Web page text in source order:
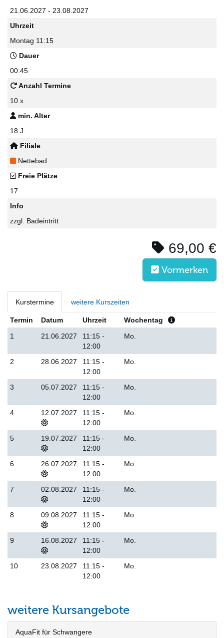
21.06.2027 - 23.08.2027
Uhrzeit
Montag 11:15
Dauer
00:45
Anzahl Termine
10 x
min. Alter
18 J.
Filiale
Nettebad
Freie Plätze
17
Info
zzgl. Badeintritt
69,00 €
Vormerken
Kurstermine weitere Kurszeiten
Termin Datum Uhrzeit
Wochentag
1
21.06.2027
11:15 -
12:00
Mo.
2 28.06.2027
11:15 -
12:00
Mo.
3 05.07.2027
11:15 -
12:00
Mo.
4 12.07.2027
11:15 -
12:00
Mo.
5 19.07.2027
11:15 -
12:00
Mo.
6 26.07.2027
11:15 -
12:00
Mo.
7 02.08.2027
11:15 -
12:00
Mo.
8 09.08.2027
11:15 -
12:00
Mo.
9 16.08.2027
11:15 -
12:00
Mo.
10 23.08.2027
11:15 -
12:00
Mo.
weitere Kursangebote
AquaFit für Schwangere